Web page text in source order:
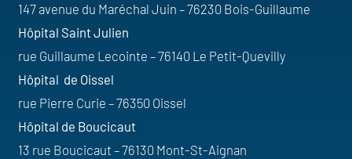
147 avenue du Maréchal Juin – 76230 Bois-Guillaume
Hôpital Saint Julien
rue Guillaume Lecointe – 76140 Le Petit-Quevilly
Hôpital de Oissel
rue Pierre Curie – 76350 Oissel
Hôpital de Boucicaut
13 rue Boucicaut – 76130 Mont-St-Aignan